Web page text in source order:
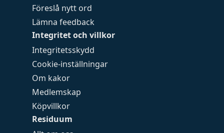
Föreslå nytt ord
Lämna feedback
Integritet och villkor
Integritetsskydd
Cookie-inställningar
Om kakor
Medlemskap
Köpvillkor
Residuum